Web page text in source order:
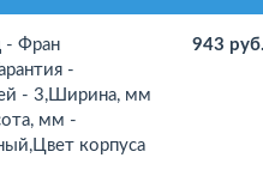
- Фран
-
- 3,Ширина, мм
мм -
корпуса
943 руб.